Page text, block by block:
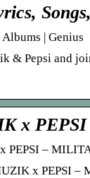
| Genius
& Pepsi and
x
–
x PEPSI